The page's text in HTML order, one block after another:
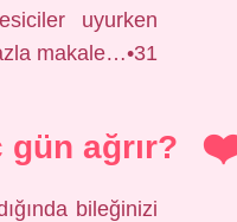
uyurken
makale…•31
gün ağrır?
bileğinizi